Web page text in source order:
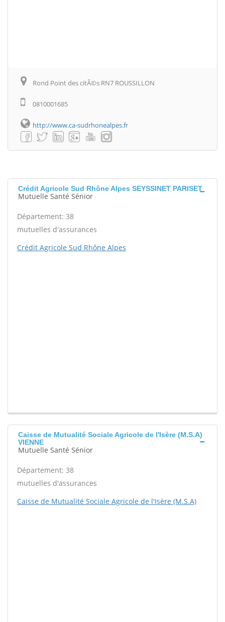
Rond Point des citÃ©s RN7 ROUSSILLON
0810001685
http://www.ca-sudrhonealpes.fr
Crédit Agricole Sud Rhône Alpes SEYSSINET PARISET
Mutuelle Santé Sénior
Département: 38
mutuelles d'assurances
Crédit Agricole Sud Rhône Alpes
Caisse de Mutualité Sociale Agricole de l'Isère (M.S.A)
VIENNE
Mutuelle Santé Sénior
Département: 38
mutuelles d'assurances
Caisse de Mutualité Sociale Agricole de l'Isère (M.S.A)